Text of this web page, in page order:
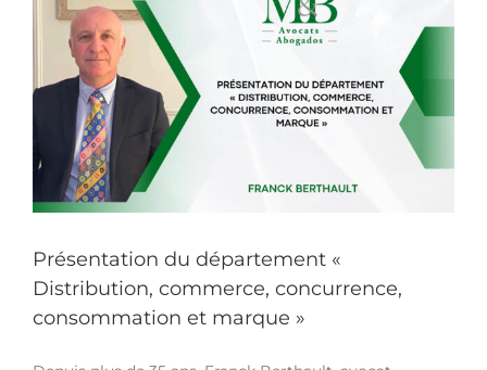
Présentation du département «
Distribution, commerce, concurrence,
consommation et marque »